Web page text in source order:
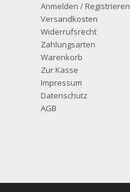
Anmelden / Registrieren
Versandkosten
Widerrufsrecht
Zahlungsarten
Warenkorb
Zur Kasse
Impressum
Datenschutz
AGB